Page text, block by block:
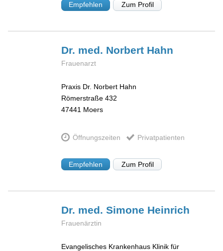
Empfehlen Zum Profil
Dr. med. Norbert Hahn
Frauenarzt
Praxis Dr. Norbert Hahn
Römerstraße 432
47441 Moers
Öffnungszeiten Privatpatienten
Empfehlen Zum Profil
Dr. med. Simone Heinrich
Frauenärztin
Evangelisches Krankenhaus Klinik für